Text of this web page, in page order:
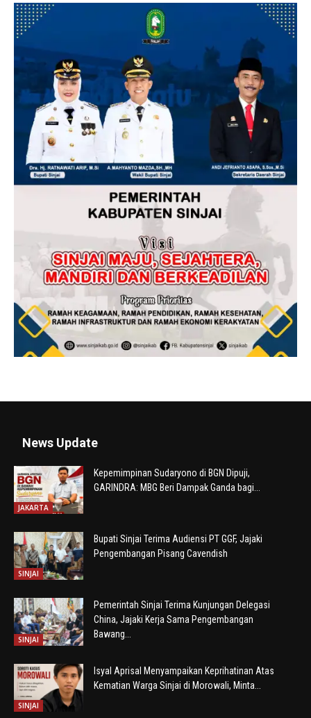
News Update
JAKARTA
Kepemimpinan Sudaryono di BGN Dipuji,
GARINDRA: MBG Beri Dampak Ganda bagi...
SINJAI
Bupati Sinjai Terima Audiensi PT GGF, Jajaki
Pengembangan Pisang Cavendish
SINJAI
Pemerintah Sinjai Terima Kunjungan Delegasi
China, Jajaki Kerja Sama Pengembangan
Bawang...
SINJAI
Isyal Aprisal Menyampaikan Keprihatinan Atas
Kematian Warga Sinjai di Morowali, Minta...